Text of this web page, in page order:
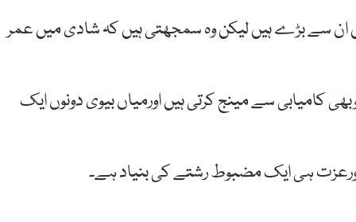
ان سے بڑے ہیں لیکن وہ سمجھتی ہیں کہ شادی میں عمر
کامیابی سے مینج کرتی ہیں اورمیاں بیوی دونوں ایک
ہی ایک مضبوط رشتے کی بنیاد ہے۔